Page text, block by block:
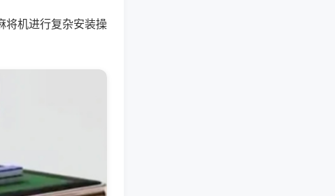
将机进行复杂安装操